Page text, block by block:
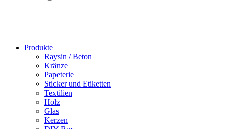
Produkte
Raysin / Beton
Kränze
Papeterie
Sticker und Etiketten
Textilien
Holz
Glas
Kerzen